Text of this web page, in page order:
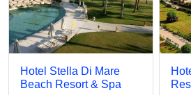
Hotel Stella Di Mare
Beach Resort & Spa